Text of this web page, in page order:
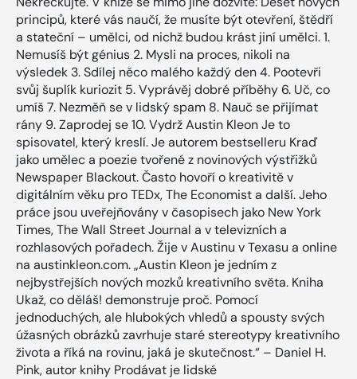
principů, které vás naučí, že musíte být otevření, štědří
a stateční – umělci, od nichž budou krást jiní umělci. 1.
Nemusíš být génius 2. Mysli na proces, nikoli na
výsledek 3. Sdílej něco malého každý den 4. Pootevři
svůj šuplík kuriozit 5. Vyprávěj dobré příběhy 6. Uč, co
umíš 7. Nezměň se v lidský spam 8. Nauč se přijímat
rány 9. Zaprodej se 10. Vydrž Austin Kleon Je to
spisovatel, který kreslí. Je autorem bestselleru Kraď
jako umělec a poezie tvořené z novinových výstřižků
Newspaper Blackout. Často hovoří o kreativitě v
digitálním věku pro TEDx, The Economist a další. Jeho
práce jsou uveřejňovány v časopisech jako New York
Times, The Wall Street Journal a v televizních a
rozhlasových pořadech. Žije v Austinu v Texasu a online
na austinkleon.com. „Austin Kleon je jedním z
nejbystřejších nových mozků kreativního světa. Kniha
Ukaž, co děláš! demonstruje proč. Pomocí
jednoduchých, ale hlubokých vhledů a spousty svých
úžasných obrázků zavrhuje staré stereotypy kreativního
života a říká na rovinu, jaká je skutečnost.“ – Daniel H.
Pink, autor knihy Prodávat je lidské